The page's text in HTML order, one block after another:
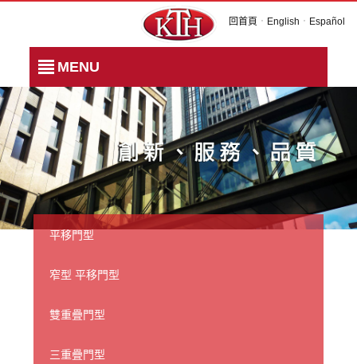
回首頁 ． English ． Español
MENU
平移門型
窄型 平移門型
雙重疊門型
三重疊門型